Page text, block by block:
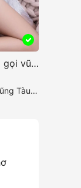
Ngọc Hân một cô gái gọi vũng tàu xinh bông hoa rạng rỡ
- Vũng Tàu